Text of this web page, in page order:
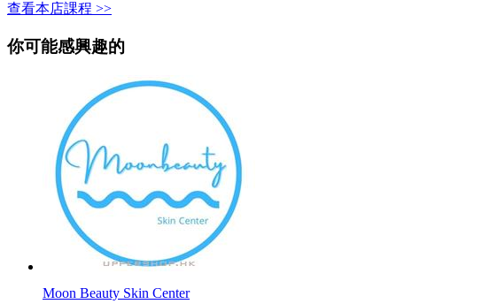
查看本店課程 >>
你可能感興趣的
Moon Beauty Skin Center